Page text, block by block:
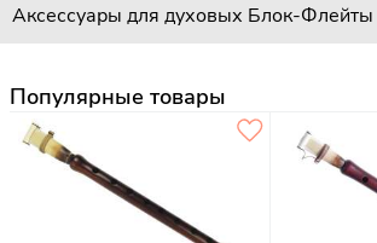
Аксессуары для духовых Блок-Флейты
Популярные товары